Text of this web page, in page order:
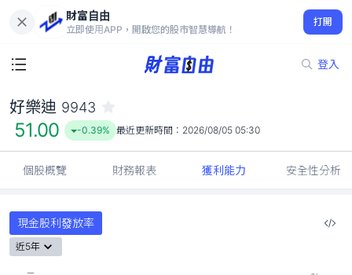
財富自由
立即使用APP，開啟您的股市智慧導航！
打開
登入
51.00
-0.39%
好樂迪 9943
51.00 -0.39% 最近更新時間： 2026/08/05 05:30
個股概覽 財務報表 獲利能力 安全性分析
現金股利發放率
近5年